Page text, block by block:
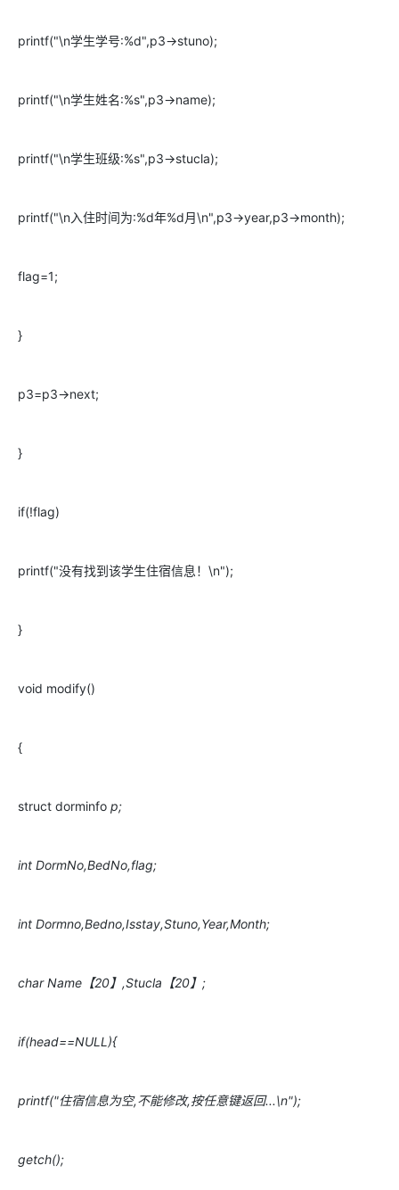
printf("\n学生学号:%d",p3->stuno);
printf("\n学生姓名:%s",p3->name);
printf("\n学生班级:%s",p3->stucla);
printf("\n入住时间为:%d年%d月\n",p3->year,p3->month);
flag=1;
}
p3=p3->next;
}
if(!flag)
printf("没有找到该学生住宿信息！\n");
}
void modify()
{
struct dorminfo p;
int DormNo,BedNo,flag;
int Dormno,Bedno,Isstay,Stuno,Year,Month;
char Name【20】,Stucla【20】;
if(head==NULL){
printf("住宿信息为空,不能修改,按任意键返回...\n");
getch();